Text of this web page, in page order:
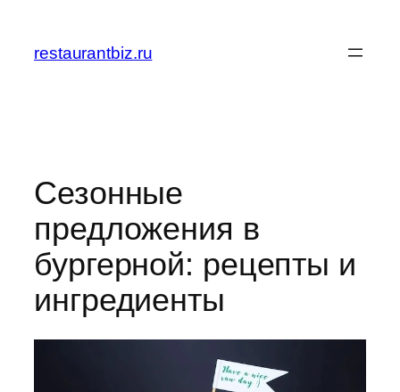
содержимому
restaurantbiz.ru
Сезонные
предложения в
бургерной: рецепты и
ингредиенты